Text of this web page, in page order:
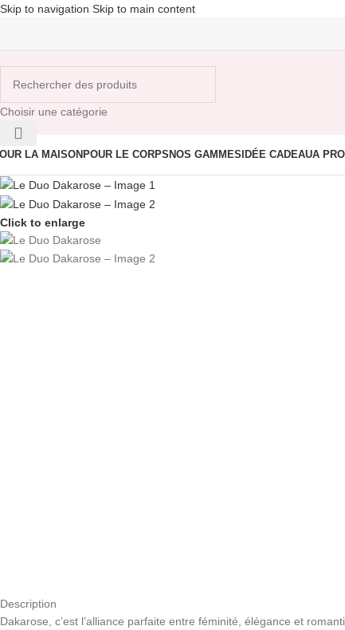
Skip to navigation Skip to main content
Choisir une catégorie
LA MAISON POUR LE CORPS NOS GAMMES IDÉE CADEAUA
Click to enlarge
Description
Dakarose, c’est l’alliance parfaite entre féminité, élégance et